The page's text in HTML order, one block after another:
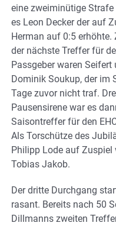
eine zweiminütige
es Leon Decker der auf
Herman auf 0:5
der nächste Treffer für
Passgeber waren
Dominik Soukup, der im
Tage zuvor nicht traf.
Pausensirene war es
Saisontreffer für den
Als Torschütze des
Philipp Lode auf Zuspiel
Tobias Jakob.
Der dritte Durchgang
rasant. Bereits nach 50
Dillmanns zweiten